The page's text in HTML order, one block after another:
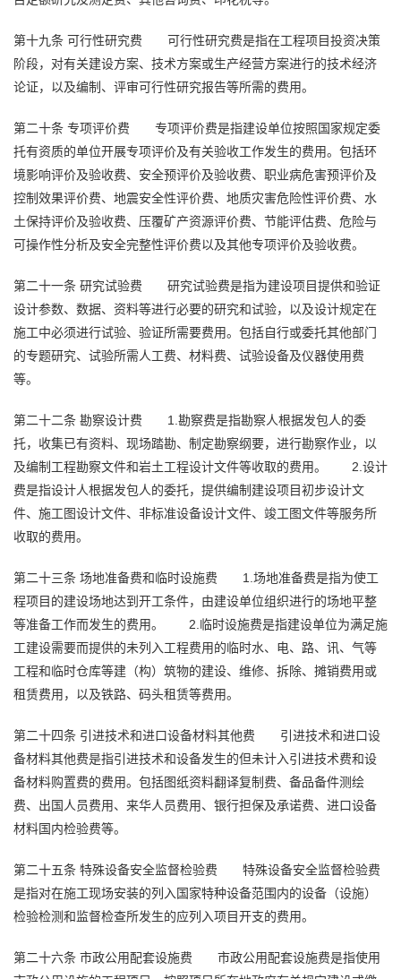
第十九条 可行性研究费 可行性研究费是指在工程项目投资决策
阶段，对有关建设方案、技术方案或生产经营方案进行的技术经济
论证，以及编制、评审可行性研究报告等所需的费用。
第二十条 专项评价费 专项评价费是指建设单位按照国家规定委
托有资质的单位开展专项评价及有关验收工作发生的费用。包括环
境影响评价及验收费、安全预评价及验收费、职业病危害预评价及
控制效果评价费、地震安全性评价费、地质灾害危险性评价费、水
土保持评价及验收费、压覆矿产资源评价费、节能评估费、危险与
可操作性分析及安全完整性评价费以及其他专项评价及验收费。
第二十一条 研究试验费 研究试验费是指为建设项目提供和验证
设计参数、数据、资料等进行必要的研究和试验，以及设计规定在
施工中必须进行试验、验证所需要费用。包括自行或委托其他部门
的专题研究、试验所需人工费、材料费、试验设备及仪器使用费
等。
第二十二条 勘察设计费 1.勘察费是指勘察人根据发包人的委
托，收集已有资料、现场踏勘、制定勘察纲要，进行勘察作业，以
及编制工程勘察文件和岩土工程设计文件等收取的费用。
2.设计
费是指设计人根据发包人的委托，提供编制建设项目初步设计文
件、施工图设计文件、非标准设备设计文件、竣工图文件等服务所
收取的费用。
第二十三条 场地准备费和临时设施费 1.场地准备费是指为使工
程项目的建设场地达到开工条件，由建设单位组织进行的场地平整
等准备工作而发生的费用。
2.临时设施费是指建设单位为满足施
工建设需要而提供的未列入工程费用的临时水、电、路、讯、气等
工程和临时仓库等建（构）筑物的建设、维修、拆除、摊销费用或
租赁费用，以及铁路、码头租赁等费用。
第二十四条 引进技术和进口设备材料其他费 引进技术和进口设
备材料其他费是指引进技术和设备发生的但未计入引进技术费和设
备材料购置费的费用。包括图纸资料翻译复制费、备品备件测绘
费、出国人员费用、来华人员费用、银行担保及承诺费、进口设备
材料国内检验费等。
第二十五条 特殊设备安全监督检验费 特殊设备安全监督检验费
是指对在施工现场安装的列入国家特种设备范围内的设备（设施）
检验检测和监督检查所发生的应列入项目开支的费用。
第二十六条 市政公用配套设施费 市政公用配套设施费是指使用